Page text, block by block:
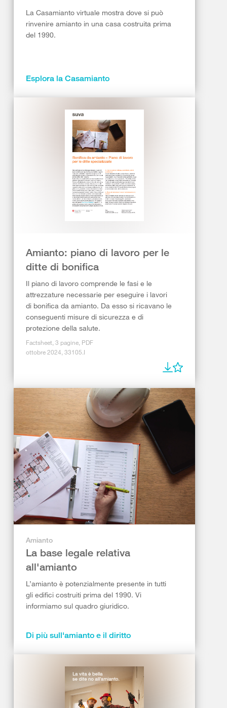
La Casamianto virtuale mostra dove si può
rinvenire amianto in una casa costruita prima
del 1990.
Esplora la Casamianto
Amianto: piano di lavoro per le
ditte di bonifica
Il piano di lavoro comprende le fasi e le
attrezzature necessarie per eseguire i lavori
di bonifica da amianto. Da esso si ricavano le
conseguenti misure di sicurezza e di
protezione della salute.
Factsheet, 3 pagine, PDF
ottobre 2024, 33105.I
Amianto
La base legale relativa
all'amianto
L’amianto è potenzialmente presente in tutti
gli edifici costruiti prima del 1990. Vi
informiamo sul quadro giuridico.
Di più sull'amianto e il diritto